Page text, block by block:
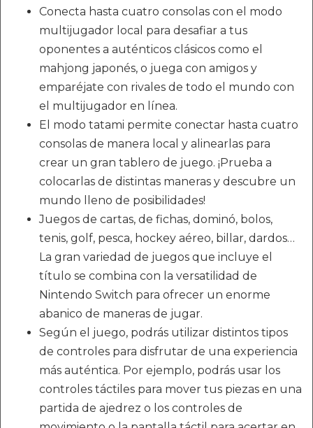
Conecta hasta cuatro consolas con el modo
multijugador local para desafiar a tus
oponentes a auténticos clásicos como el
mahjong japonés, o juega con amigos y
emparéjate con rivales de todo el mundo con
el multijugador en línea.
El modo tatami permite conectar hasta cuatro
consolas de manera local y alinearlas para
crear un gran tablero de juego. ¡Prueba a
colocarlas de distintas maneras y descubre un
mundo lleno de posibilidades!
Juegos de cartas, de fichas, dominó, bolos,
tenis, golf, pesca, hockey aéreo, billar, dardos…
La gran variedad de juegos que incluye el
título se combina con la versatilidad de
Nintendo Switch para ofrecer un enorme
abanico de maneras de jugar.
Según el juego, podrás utilizar distintos tipos
de controles para disfrutar de una experiencia
más auténtica. Por ejemplo, podrás usar los
controles táctiles para mover tus piezas en una
partida de ajedrez o los controles de